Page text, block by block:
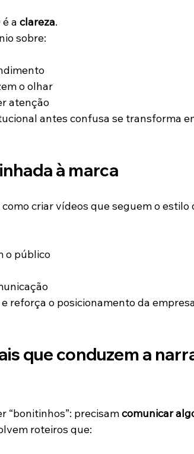
a clareza.
sobre:
o olhar
atenção
antes confusa se transforma
à marca
criar vídeos que seguem o estilo
o público
reforça o posicionamento da
que conduzem a
“bonitinhos”: precisam comunicar
roteiros que: